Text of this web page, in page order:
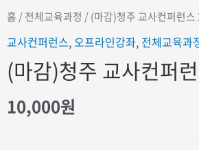
홈 /전체교육과정 / (마감)청주 교사컨퍼런스
교사컨퍼런스, 오프라인강좌, 전체교육과
(마감)청주 교사컨퍼
10,000원